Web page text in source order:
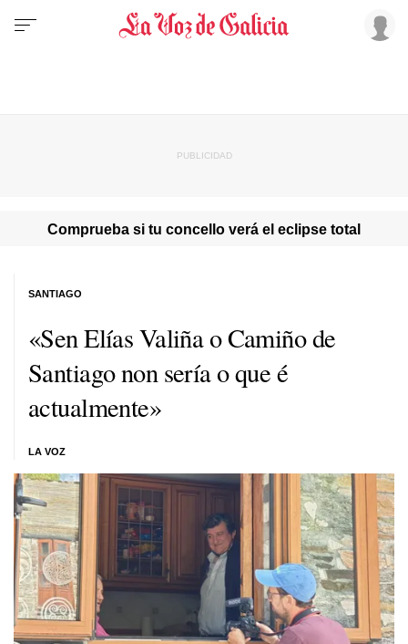
Comprueba si tu concello verá el eclipse total
«Sen Elías Valiña o Camiño de
Santiago non sería o que é
actualmente»
LA VOZ
SANTIAGO